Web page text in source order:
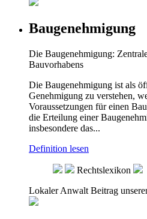
Baugenehmigung
Die Baugenehmigung:
Bauvorhabens
Die Baugenehmigung ist als
Genehmigung zu verstehen,
Voraussetzungen für einen
die Erteilung einer
insbesondere das...
Definition lesen
Rechtslexikon
Lokaler Anwalt Beitrag